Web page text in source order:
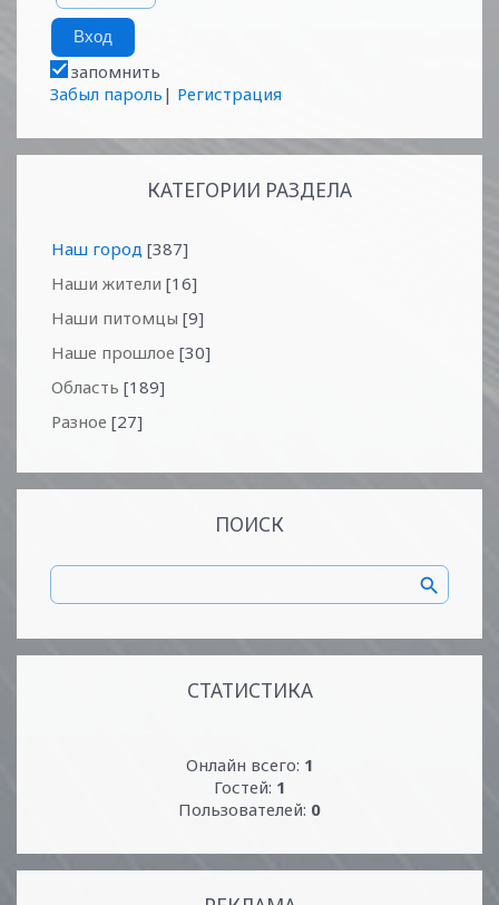
запомнить
Забыл пароль | Регистрация
КАТЕГОРИИ РАЗДЕЛА
Наш город [387]
Наши жители [16]
Наши питомцы [9]
Наше прошлое [30]
Область [189]
Разное [27]
ПОИСК
СТАТИСТИКА
Онлайн всего: 1
Гостей: 1
Пользователей: 0